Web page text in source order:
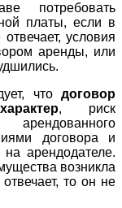
потребовать
платы, если в
условия
аренды, или
что договор
, риск
договора и
арендодателе.
возникла
то он не